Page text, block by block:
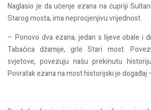
Naglasio je da učenje ezana na ćupriji
Starog mosta, ima neprocjenjivu vrijednost.
– Ponovo dva ezana, jedan s lijeve obale i
Tabačica džamije, grle Stari most.
svjetove, povezuju našu prekinutu
Povratak ezana na most historijski je događaj